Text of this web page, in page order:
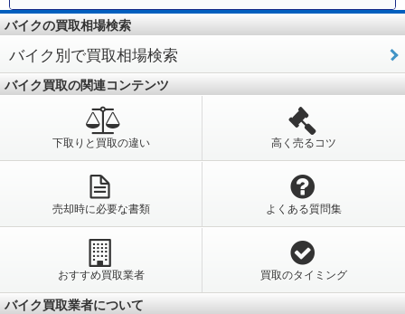
バイクの買取相場検索
バイク別で買取相場検索
バイク買取の関連コンテンツ
下取りと買取の違い 高く売るコツ
売却時に必要な書類 よくある質問集
おすすめ買取業者 買取のタイミング
バイク買取業者について